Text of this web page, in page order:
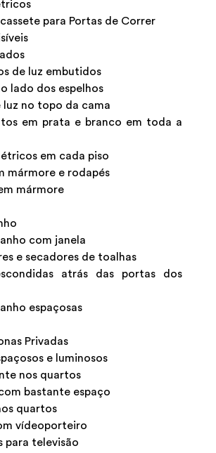
para Portas de Correr
de luz embutidos
lado dos espelhos
luz no topo da cama
em prata e branco em toda a
em cada piso
mármore e rodapés
mármore
com janela
e secadores de toalhas
atrás das portas dos
espaçosas
Privadas
e luminosos
nos quartos
bastante espaço
quartos
vídeoporteiro
para televisão